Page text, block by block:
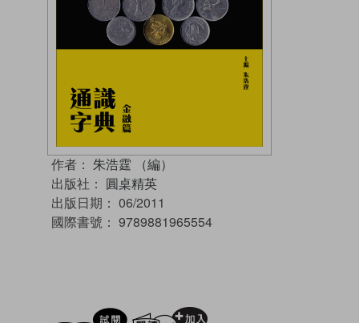
作者： 朱浩霆 （編）
出版社： 圓桌精英
出版日期： 06/2011
國際書號： 9789881965554
試閲